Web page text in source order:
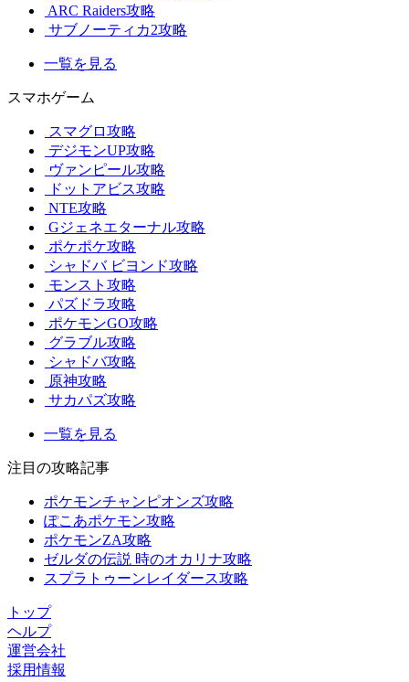
ARC Raiders攻略
サブノーティカ2攻略
一覧を見る
スマホゲーム
スマグロ攻略
デジモンUP攻略
ヴァンピール攻略
ドットアビス攻略
NTE攻略
Gジェネエターナル攻略
ポケポケ攻略
シャドバ ビヨンド攻略
モンスト攻略
パズドラ攻略
ポケモンGO攻略
グラブル攻略
シャドバ攻略
原神攻略
サカパズ攻略
一覧を見る
注目の攻略記事
ポケモンチャンピオンズ攻略
ぽこあポケモン攻略
ポケモンZA攻略
ゼルダの伝説 時のオカリナ攻略
スプラトゥーンレイダース攻略
トップ
ヘルプ
運営会社
採用情報